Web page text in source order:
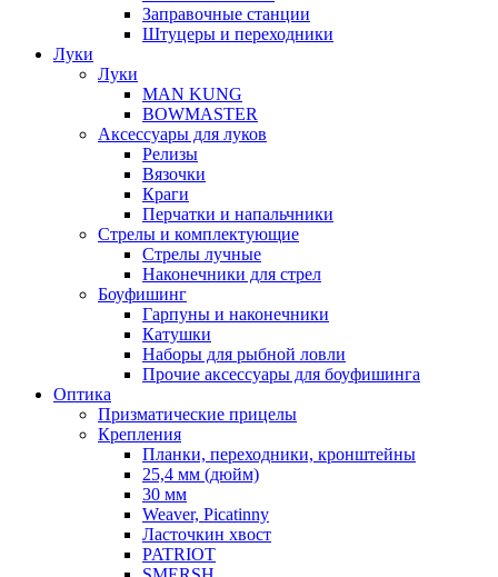
Заправочные станции
Штуцеры и переходники
Луки
Луки
MAN KUNG
BOWMASTER
Аксессуары для луков
Релизы
Вязочки
Краги
Перчатки и напальчники
Стрелы и комплектующие
Стрелы лучные
Наконечники для стрел
Боуфишинг
Гарпуны и наконечники
Катушки
Наборы для рыбной ловли
Прочие аксессуары для боуфишинга
Оптика
Призматические прицелы
Крепления
Планки, переходники, кронштейны
25,4 мм (дюйм)
30 мм
Weaver, Picatinny
Ласточкин хвост
PATRIOT